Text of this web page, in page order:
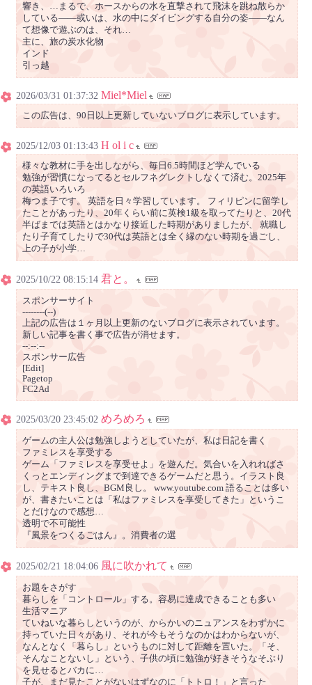
響き、…まるで、ホースからの水を直撃されて飛沫を跳ね散らか
している――或いは、水の中にダイビングする自分の姿—―なん
て想像で遊ぶのは、それ…
主に、旅の炭水化物
インド
引っ越
2026/03/31 01:37:32 Miel*Miel
この広告は、90日以上更新していないブログに表示しています。
2025/12/03 01:13:43 H ol i c
様々な教材に手を出しながら、毎日6.5時間ほど学んでいる
勉強が習慣になってるとセルフネグレクトしなくて済む。2025年
の英語いろいろ
梅つま子です。 英語を日々学習しています。 フィリピンに留学し
たことがあったり、20年くらい前に英検1級を取ってたりと、20代
半ばまでは英語とはかなり接近した時期がありましたが、 就職し
たり子育てしたりで30代は英語とは全く縁のない時期を過ごし、
上の子が小学…
2025/10/22 08:15:14 君と。
スポンサーサイト
--------(--)
上記の広告は１ヶ月以上更新のないブログに表示されています。
新しい記事を書く事で広告が消せます。
--:--:--
スポンサー広告
[Edit]
Pagetop
FC2Ad
2025/03/20 23:45:02 めろめろ
ゲームの主人公は勉強しようとしていたが、私は日記を書く
ファミレスを享受する
ゲーム「ファミレスを享受せよ」を遊んだ。気合いを入れればさ
くっとエンディングまで到達できるゲームだと思う。イラスト良
し、テキスト良し、BGM良し。 www.youtube.com 語ることは多い
が、書きたいことは「私はファミレスを享受してきた」というこ
とだけなので感想…
透明で不可能性
『風景をつくるごはん』。消費者の選
2025/02/21 18:04:06 風に吹かれて
お題をさがす
暮らしを「コントロール」する。容易に達成できることも多い
生活マニア
ていねいな暮らしというのが、からかいのニュアンスをわずかに
持っていた日々があり、それが今もそうなのかはわからないが、
なんとなく「暮らし」というものに対して距離を置いた。「そ、
そんなことないし」という、子供の頃に勉強が好きそうなそぶり
を見せるとバカに…
子が、まだ見たことがないはずなのに「トトロ！」と言った